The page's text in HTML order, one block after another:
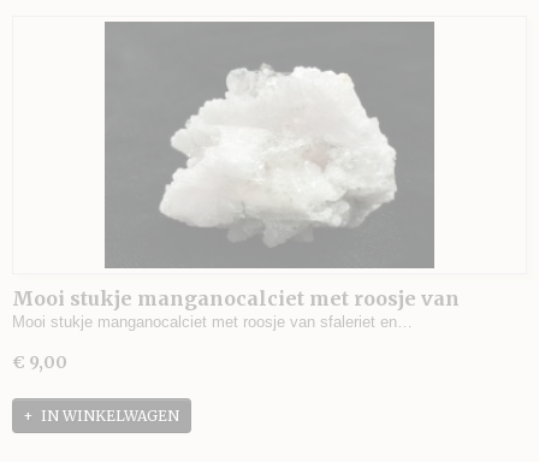
Mooi stukje manganocalciet met roosje van
sfaleriet en pyriet, Madan, Bulgarije - 44 gram - 4
Mooi stukje manganocalciet met roosje van sfaleriet en…
€ 9,00
IN WINKELWAGEN